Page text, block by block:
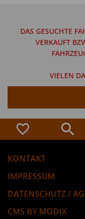
DAS GESUCHTE
VERKAUFT
VIELEN
KONTAKT
IMPRESSUM
DATENSCHUTZ /
CMS BY MODIX